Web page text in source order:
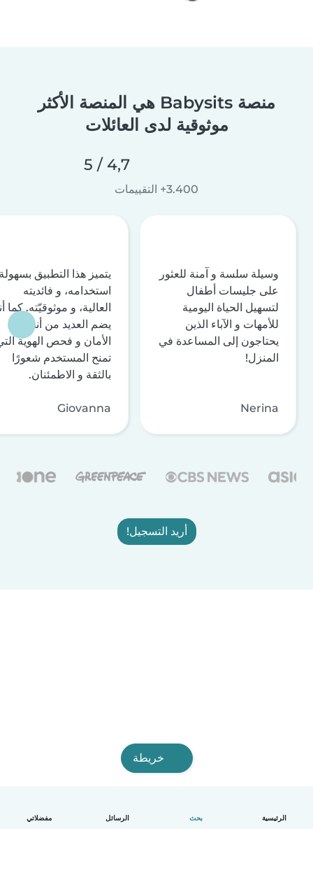
الرئيسية بحث الرسائل مفضلاتي
منصة Babysits هي المنصة الأكثر
موثوقية لدى العائلات
4,7 / 5
3.400+ التقييمات
وسيلة سلسة و آمنة للعثور
على جليسات أطفال
لتسهيل الحياة اليومية
للأمهات و الآباء الذين
يحتاجون إلى المساعدة في
المنزل!
Nerina
يتميز هذا التطبيق
استخدامه، و فائديته
العالية، و موثوقيّته. كما
يضم العديد من أنظمة
الأمان و فحص الهوية
تمنح المستخدم شعورًا
بالثقة و الاطمئنان.
Giovanna
أريد التسجيل!
خريطة